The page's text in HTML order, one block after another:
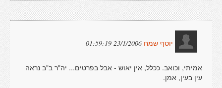
יוסף שמח 23/1/2006 01:59:19
אמיתי, וכואב. ככלל, אין יאוש - אבל בפרטים... יה"ר ב"ב נראה
עין בעין, אמן.